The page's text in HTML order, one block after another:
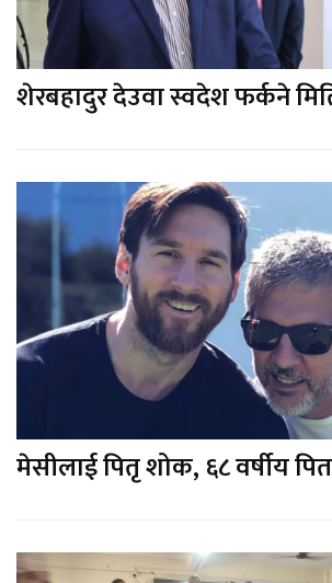
शेरबहादुर देउवा स्वदेश फर्कने
मेसीलाई पितृ शोक, ६८ वर्षीय